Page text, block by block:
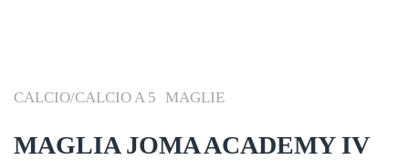
CALCIO/CALCIO A 5 MAGLIE
MAGLIA JOMA ACADEMY IV